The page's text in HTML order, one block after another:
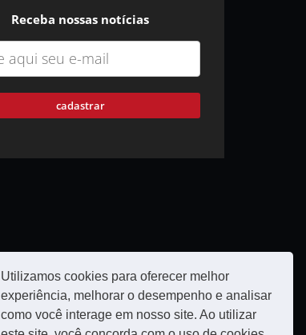
Utilizamos cookies para oferecer melhor
experiência, melhorar o desempenho e analisar
como você interage em nosso site. Ao utilizar
Receba nossas notícias
cadastrar